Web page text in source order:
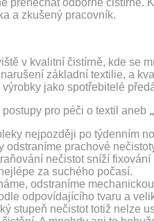
a zkušený pracovník.
v kvalitní čistírně, kde se
základní textilie, a
jako spotřebitelé
pro péči o textil aneb
nejpozději po týdenním
odstraníme prachové
nečistot sníží fixování
za suchého počasí.
odstraníme
odpovídajícího tvaru a
stupeň nečistot totiž nelze